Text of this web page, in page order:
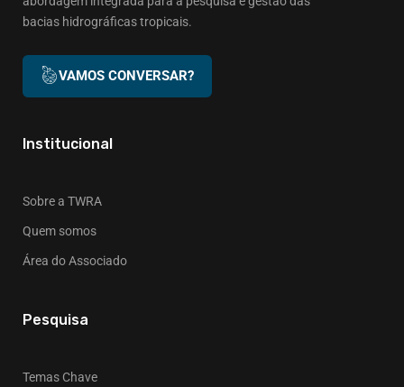
bacias hidrográficas tropicais.
VAMOS CONVERSAR?
Institucional
Sobre a TWRA
Quem somos
Área do Associado
Pesquisa
Temas Chave